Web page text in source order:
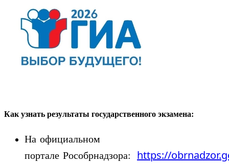
Как узнать результаты государственного экзамена:
На официальном
портале Рособрнадзора: https://